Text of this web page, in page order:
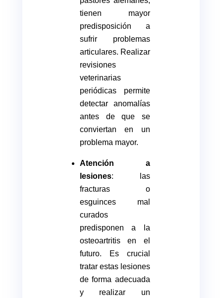
tienen mayor
predisposición a
sufrir problemas
articulares. Realizar
revisiones
veterinarias
periódicas permite
detectar anomalías
antes de que se
conviertan en un
problema mayor.
Atención a
lesiones: las
fracturas o
esguinces mal
curados
predisponen a la
osteoartritis en el
futuro. Es crucial
tratar estas lesiones
de forma adecuada
y realizar un